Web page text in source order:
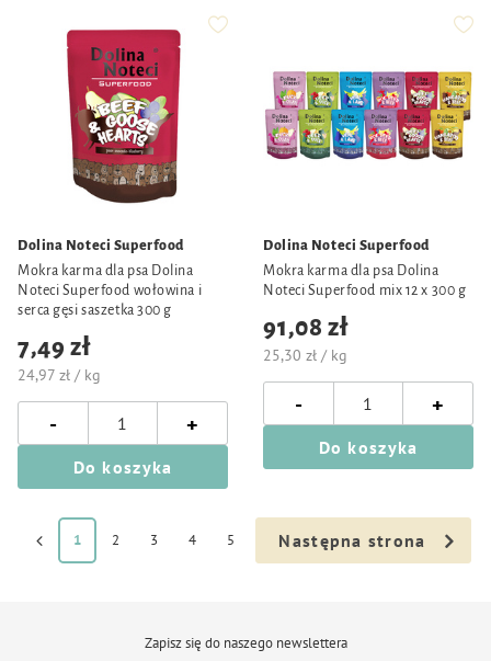
Dolina Noteci Superfood
Mokra karma dla psa Dolina
Noteci Superfood wołowina i
serca gęsi saszetka 300 g
7,49 zł
24,97 zł / kg
- +
Do koszyka
Dolina Noteci Superfood
Mokra karma dla psa Dolina
Noteci Superfood mix 12 x 300 g
91,08 zł
25,30 zł / kg
- +
Do koszyka
1 2 3 4 5 Następna strona
Zapisz się do naszego newslettera